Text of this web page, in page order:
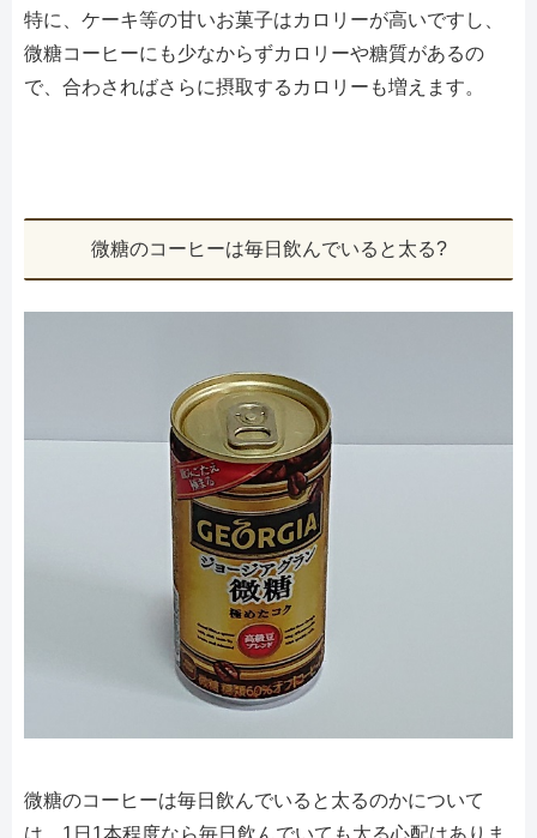
特に、ケーキ等の甘いお菓子はカロリーが高いですし、
微糖コーヒーにも少なからずカロリーや糖質があるの
で、合わさればさらに摂取するカロリーも増えます。
微糖のコーヒーは毎日飲んでいると太る?
微糖のコーヒーは毎日飲んでいると太るのかについて
は、1日1本程度なら毎日飲んでいても太る心配はありま